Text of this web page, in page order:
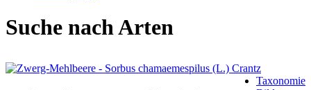
Suche nach Arten
Taxonomie